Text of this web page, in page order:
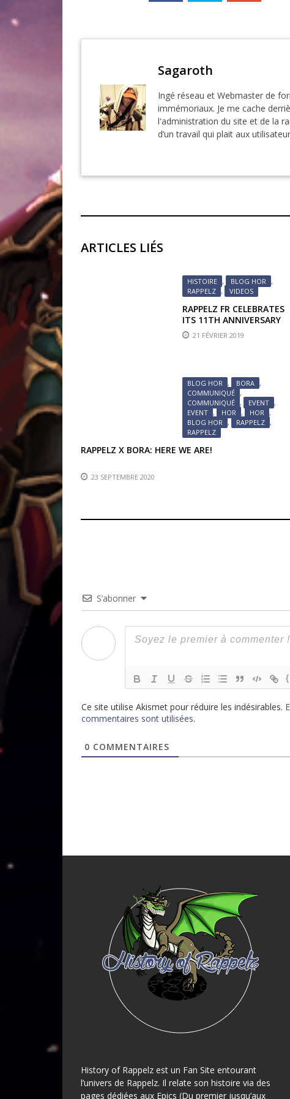
Sagaroth
Ingé réseau et Webmaster de
immémoriaux. Je me cache
l'administration du site et de la
d’un travail qui plait aux
ARTICLES LIÉS
HISTOIRE , BLOG HOR ,
RAPPELZ , VIDEOS
RAPPELZ FR CELEBRATES
ITS 11TH ANNIVERSARY
21 FÉVRIER 2019
BLOG HOR , BORA ,
COMMUNIQUÉ ,
COMMUNIQUÉ , EVENT ,
EVENT , HOR , HOR ,
BLOG HOR , RAPPELZ ,
RAPPELZ
RAPPELZ X BORA: HERE WE ARE!
23 SEPTEMBRE 2020
S’abonner
Ce site utilise Akismet pour réduire les indésirables.
commentaires sont utilisées.
0 COMMENTAIRES
History of Rappelz est un Fan Site entourant
l’univers de Rappelz. Il relate son histoire via des
pages dédiées aux Epics (Du premier jusqu’aux